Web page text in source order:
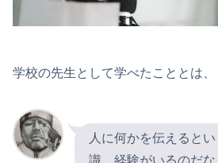
学校の先生として学べたこととは、
人に何かを伝えると
識、経験がいるのだな